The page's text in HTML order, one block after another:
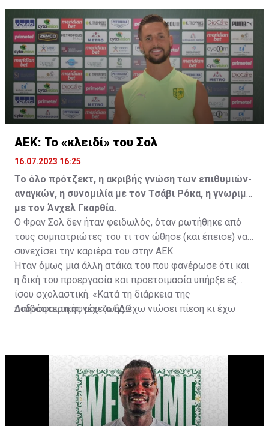
μετακίνησή του, αλλά ο παίκτης αρνήθηκε και επέμεινε
να λύσει το συμβόλαιό του, ώστε να μετακομίσει
ελεύθερα σε οποιαδήποτε νέα ομάδα το τρέχον
καλοκαίρι.
ΑΕΚ: Το «κλειδί» του Σολ
16.07.2023 16:25
Το όλο πρότζεκτ, η ακριβής γνώση των επιθυμιών-
αναγκών, η συνομιλία με τον Τσάβι Ρόκα, η γνωριμία
με τον Άνχελ Γκαρθία.
Ο Φραν Σολ δεν ήταν φειδωλός, όταν ρωτήθηκε από
τους συμπατριώτες του τι τον ώθησε (και έπεισε) να
συνεχίσει την καριέρα του στην ΑΕΚ.
Ήταν όμως μια άλλη ατάκα του που φανέρωσε ότι και
η δική του προεργασία και προετοιμασία υπήρξε εξ
ίσου σχολαστική. «Κατά τη διάρκεια της
ποδοσφαιρικής μου ζωής έχω νιώσει πίεση κι έχω
31χρονος άσος.
Διαβάστε τη συνέχειαΕΔΩ